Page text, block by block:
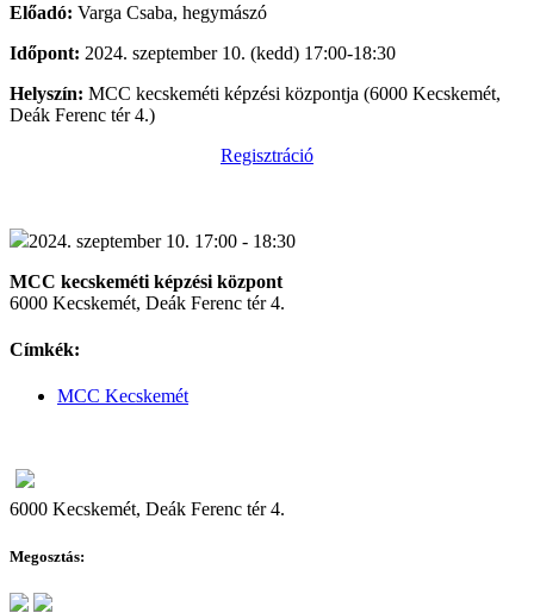
Előadó: Varga Csaba, hegymászó
Időpont: 2024. szeptember 10. (kedd) 17:00-18:30
Helyszín: MCC kecskeméti képzési központja (6000 Kecskemét,
Deák Ferenc tér 4.)
Regisztráció
2024. szeptember 10. 17:00 - 18:30
MCC kecskeméti képzési központ
6000 Kecskemét, Deák Ferenc tér 4.
Címkék:
MCC Kecskemét
6000 Kecskemét, Deák Ferenc tér 4.
Megosztás: